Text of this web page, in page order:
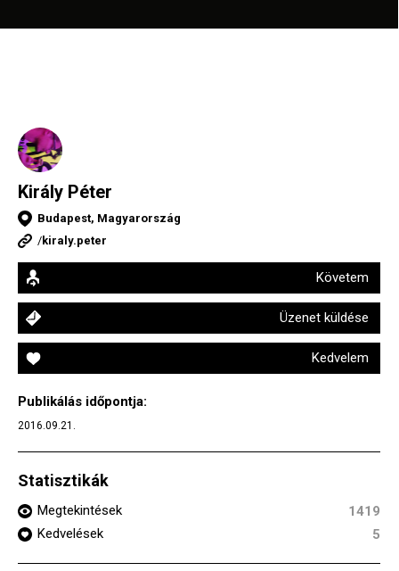
Király Péter
Budapest, Magyarország
/kiraly.peter
Követem
Üzenet küldése
Kedvelem
Publikálás időpontja:
2016.09.21.
Statisztikák
Megtekintések
1419
Kedvelések
5